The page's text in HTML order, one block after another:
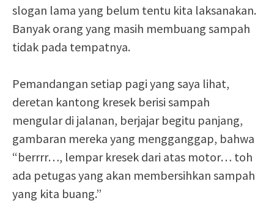
slogan lama yang belum tentu kita laksanakan.
Banyak orang yang masih membuang sampah
tidak pada tempatnya.
Pemandangan setiap pagi yang saya lihat,
deretan kantong kresek berisi sampah
mengular di jalanan, berjajar begitu panjang,
gambaran mereka yang mengganggap, bahwa
“berrrr…, lempar kresek dari atas motor… toh
ada petugas yang akan membersihkan sampah
yang kita buang.”